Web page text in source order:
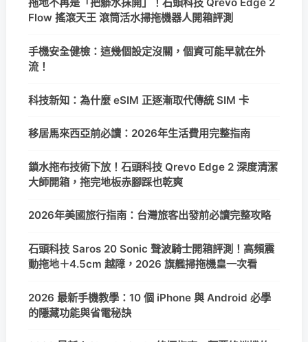
拖地不再是「把髒水抹開」！石頭科技 Qrevo Edge 2
Flow 搖滾天王 滾筒活水掃拖機器人開箱評測
手機安全健檢：這幾個設定沒關，個資可能早就在外
流！
科技新知：為什麼 eSIM 正逐漸取代傳統 SIM 卡
移居馬來西亞前必讀：2026年生活費用完整指南
鎖水拖布技術下放！石頭科技 Qrevo Edge 2 深度清潔
大師開箱，拖完地板赤腳踩也乾爽
2026年美國旅行指南：台灣旅客出發前必讀完整攻略
石頭科技 Saros 20 Sonic 聲波騎士開箱評測！高頻震
動拖地＋4.5cm 越障，2026 旗艦掃拖機皇一次看
2026 最新手機教學：10 個 iPhone 與 Android 必學
的隱藏功能與省電秘訣